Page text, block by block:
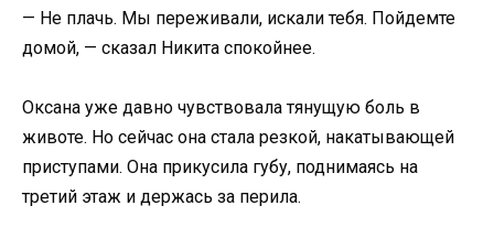
— Не плачь. Мы переживали, искали тебя. Пойдемте
домой, — сказал Никита спокойнее.
Оксана уже давно чувствовала тянущую боль в
животе. Но сейчас она стала резкой, накатывающей
приступами. Она прикусила губу, поднимаясь на
третий этаж и держась за перила.